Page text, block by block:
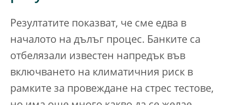
Резултатите показват, че сме едва в
началото на дълъг процес. Банките са
отбелязали известен напредък във
включването на климатичния риск в
рамките за провеждане на стрес тестове,